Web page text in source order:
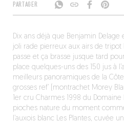
PARTAGER
Dix ans déjà que Benjamin Delage
joli rade pierreux aux airs de tripot
passe et ça brasse jusque tard
place quelques-uns des 150 jus à
meilleurs panoramiques de la
grosses ref’ (montrachet Morey
1er cru Charmes 1998 du
pioches nature du moment
l’auxois blanc Les Plantes, cuvée